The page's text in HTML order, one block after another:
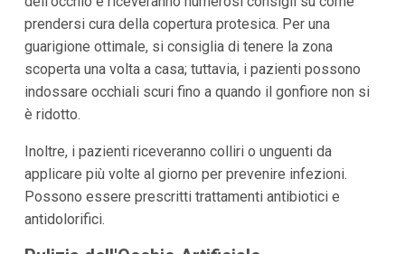
prendersi cura della copertura protesica. Per una
guarigione ottimale, si consiglia di tenere la zona
scoperta una volta a casa; tuttavia, i pazienti possono
indossare occhiali scuri fino a quando il gonfiore non si
è ridotto.
Inoltre, i pazienti riceveranno colliri o unguenti da
applicare più volte al giorno per prevenire infezioni.
Possono essere prescritti trattamenti antibiotici e
antidolorifici.